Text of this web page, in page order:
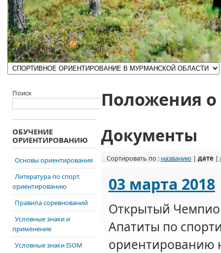
Положения о
Документы
Сортировать по : названию| дате |
03 марта 2018
Открытый
Апатиты по
ориентированию
Поиск
ОБУЧЕНИЕ
ОРИЕНТИРОВАНИЮ
Основы ориентирования
Литература по спорт.
ориентированию
Правила соревнований
Условные знаки и
применение
Условные знаки ISOM